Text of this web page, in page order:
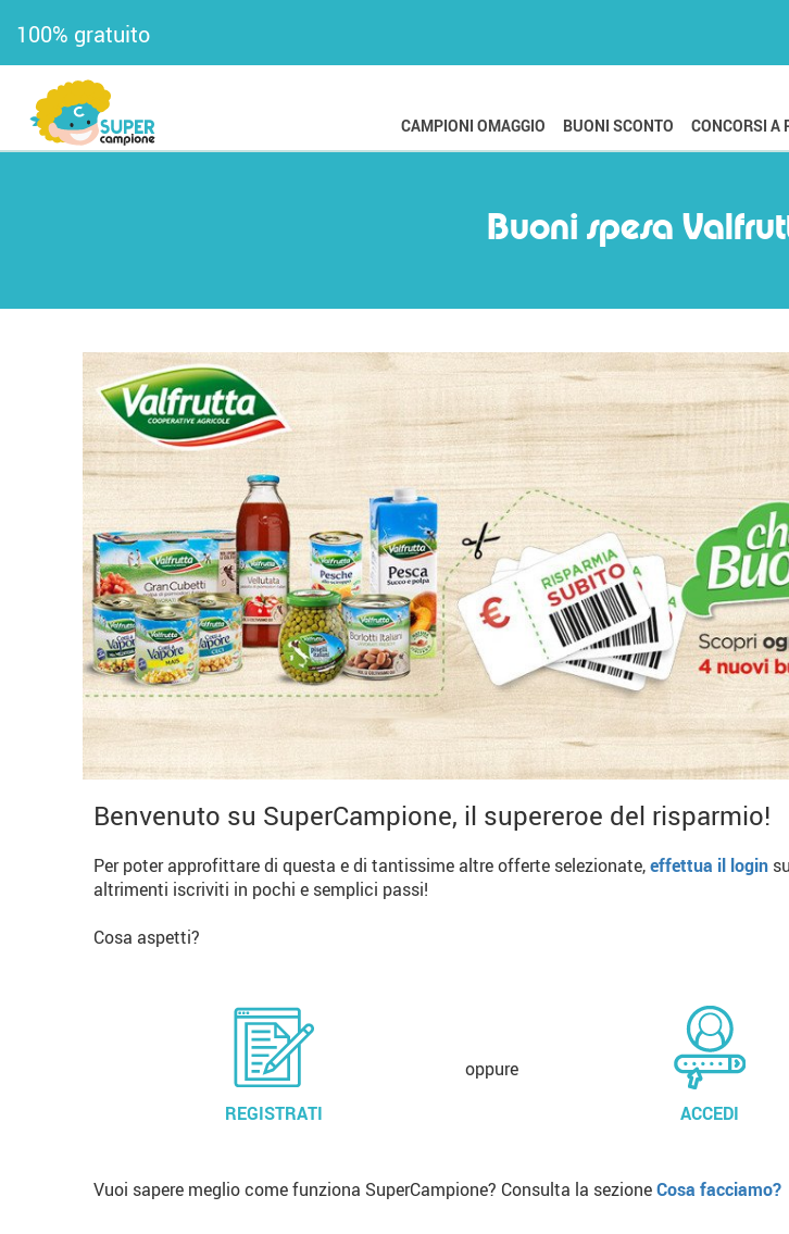
100% gratuito
CAMPIONI OMAGGIO BUONI SCONTO CONCORSI A
Buoni spesa
Benvenuto su SuperCampione, il supereroe del risparmio!
Per poter approfittare di questa e di tantissime altre offerte selezionate,effettua il login
altrimenti iscriviti in pochi e semplici passi!
Cosa aspetti?
REGISTRATI
oppure
ACCEDI
Vuoi sapere meglio come funziona SuperCampione? Consulta la sezioneCosa facciamo?